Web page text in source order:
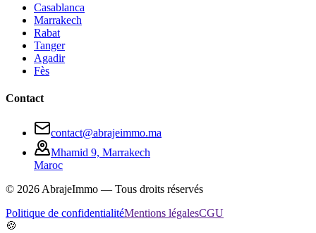
Casablanca
Marrakech
Rabat
Tanger
Agadir
Fès
Contact
contact@abrajeimmo.ma
Mhamid 9, Marrakech
Maroc
© 2026AbrajeImmo — Tous droits réservés
Politique de confidentialitéMentions légalesCGU
🍪